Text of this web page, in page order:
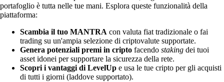
portafoglio è tutta nelle tue mani. Esplora queste funzionalità della
piattaforma:
Scambia il tuo MANTRA con valuta fiat tradizionale o fai
trading su un'ampia selezione di criptovalute supportate.
Genera potenziali premi in cripto facendo staking dei tuoi
asset idonei per supportare la sicurezza della rete.
Scopri i vantaggi di LevelUp e usa le tue cripto per gli acquisti
di tutti i giorni (laddove supportato).